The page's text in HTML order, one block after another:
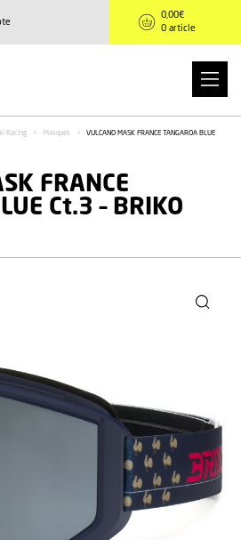
Racing > Masques >
VULCANO MASK FRANCE TANGAROA BLUE
FRANCE
Ct.3 – BRIKO
0,00€
0 article